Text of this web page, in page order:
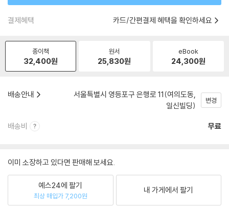
결제혜택 카드/간편결제 혜택을 확인하세요
종이책
32,400원
원서
25,830원
eBook
24,300원
배송안내
서울특별시 영등포구 은행로 11(여의도동,
일신빌딩)
변경
배송비 무료
이미 소장하고 있다면 판매해 보세요.
예스24에 팔기
최상 매입가 7,200원
내 가게에서 팔기